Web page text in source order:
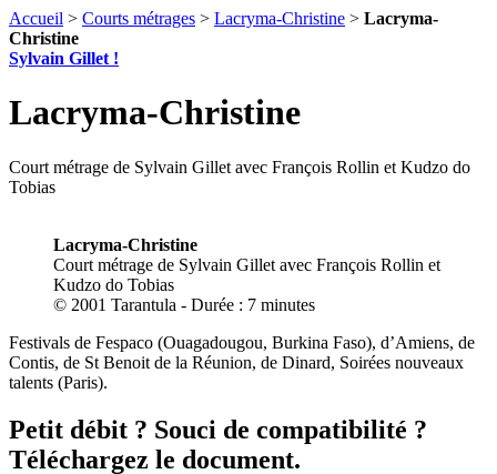
Accueil > Courts métrages > Lacryma-Christine > Lacryma-
Christine
Sylvain Gillet !
Lacryma-Christine
Court métrage de Sylvain Gillet avec François Rollin et Kudzo do
Tobias
Lacryma-Christine
Court métrage de Sylvain Gillet avec François Rollin et
Kudzo do Tobias
© 2001 Tarantula - Durée : 7 minutes
Festivals de Fespaco (Ouagadougou, Burkina Faso), d’Amiens, de
Contis, de St Benoit de la Réunion, de Dinard, Soirées nouveaux
talents (Paris).
Petit débit ? Souci de compatibilité ?
Téléchargez le document.